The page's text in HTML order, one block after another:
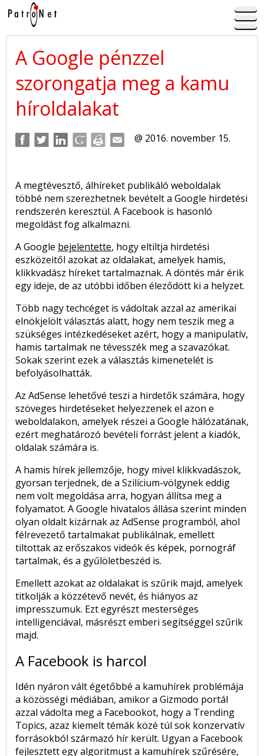
A Google pénzzel
szorongatja meg a kamu
híroldalakat
@ 2016. november 15.
A megtévesztő, álhíreket publikáló weboldalak
többé nem szerezhetnek bevételt a Google hirdetési
rendszerén keresztül. A Facebook is hasonló
megoldást fog alkalmazni.
A Google bejelentette, hogy eltiltja hirdetési
eszközeitől azokat az oldalakat, amelyek hamis,
klikkvadász híreket tartalmaznak. A döntés már érik
egy ideje, de az utóbbi időben éleződött ki a helyzet.
Több nagy techcéget is vádoltak azzal az amerikai
elnökjelölt választás alatt, hogy nem teszik meg a
szükséges intézkedéseket azért, hogy a manipulatív,
hamis tartalmak ne tévesszék meg a szavazókat.
Sokak szerint ezek a választás kimenetelét is
befolyásolhatták.
Az AdSense lehetővé teszi a hirdetők számára, hogy
szöveges hirdetéseket helyezzenek el azon e
weboldalakon, amelyek részei a Google hálózatának,
ezért meghatározó bevételi forrást jelent a kiadók,
oldalak számára is.
A hamis hírek jellemzője, hogy mivel klikkvadászok,
gyorsan terjednek, de a Szilícium-völgynek eddig
nem volt megoldása arra, hogyan állítsa meg a
folyamatot. A Google hivatalos állása szerint minden
olyan oldalt kizárnak az AdSense programból, ahol
félrevezető tartalmakat publikálnak, emellett
tiltottak az erőszakos videók és képek, pornográf
tartalmak, és a gyűlöletbeszéd is.
Emellett azokat az oldalakat is szűrik majd, amelyek
titkolják a közzétevő nevét, és hiányos az
impresszumuk. Ezt egyrészt mesterséges
intelligenciával, másrészt emberi segítséggel szűrik
majd.
A Facebook is harcol
Idén nyáron vált égetőbbé a kamuhírek problémája
a közösségi médiában, amikor a Gizmodo portál
azzal vádolta meg a Facebookot, hogy a Trending
Topics, azaz kiemelt témák közé túl sok konzervatív
forrásokból származó hír került. Ugyan a Facebook
fejlesztett egy algoritmust a kamuhírek szűrésére,